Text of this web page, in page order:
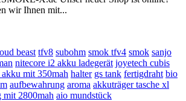
wir Ihnen mit...
beast tfv8 subohm smok tfv4 smok sanjo
nitecore i2 akku ladegerät joyetech cubis
mit 350mah halter gs tank fertigdraht bio
aufbewahrung aroma akkuträger tasche xl
mit 2800mah aio mundstück